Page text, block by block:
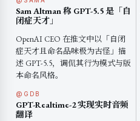
Sam Altman 称 GPT-5.5 是「自
闭症天才」
OpenAI CEO 在推文中以「自闭
症天才且命名品味极为古怪」描
述 GPT-5.5，调侃其行为模式与版
本命名风格。
@GDB
GPT-Realtime-2 实现实时音频
翻译